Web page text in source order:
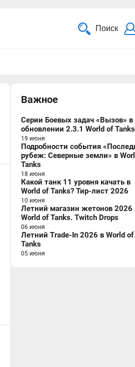
Поиск
Важное
Серии Боевых задач «Вызов» в
обновлении 2.3.1 World of Tanks
19 июня
Подробности события
рубеж: Северные земли» в
Tanks
18 июня
Какой танк 11 уровня качать в
World of Tanks? Тир-лист 2026
10 июня
Летний магазин жетонов 2026
World of Tanks. Twitch Drops
06 июня
Летний Trade-In 2026 в World of
Tanks
05 июня